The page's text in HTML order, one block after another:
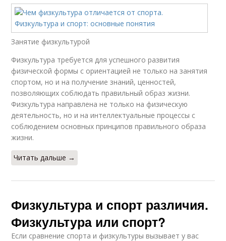
Занятие физкультурой
Физкультура требуется для успешного развития
физической формы с ориентацией не только на занятия
спортом, но и на получение знаний, ценностей,
позволяющих соблюдать правильный образ жизни.
Физкультура направлена не только на физическую
деятельность, но и на интеллектуальные процессы с
соблюдением основных принципов правильного образа
жизни.
Читать дальше →
Физкультура и спорт различия.
Физкультура или спорт?
Если сравнение спорта и физкультуры вызывает у вас